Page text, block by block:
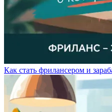
Как стать фрилансером и